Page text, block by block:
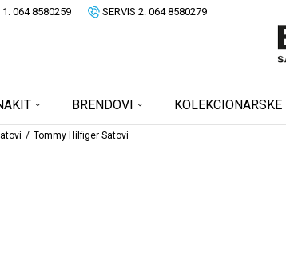
1: 064 8580259 SERVIS 2: 064 8580279
BRENDOVI
Tommy Hilfiger Satovi